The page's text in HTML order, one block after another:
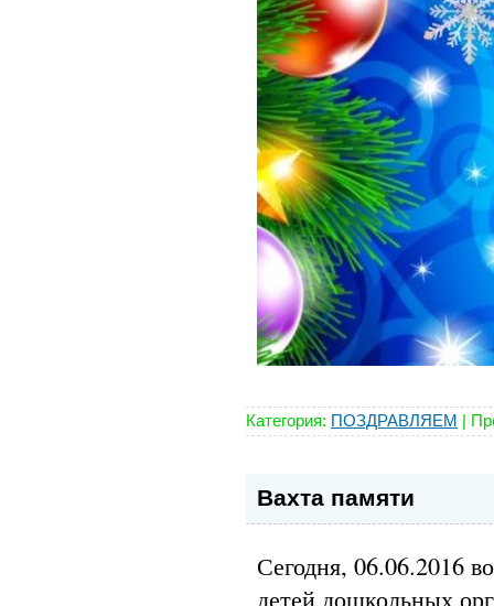
Категория: ПОЗДРАВЛЯЕМ |
Вахта памяти
Сегодня, 06.06.2016
детей дошкольных